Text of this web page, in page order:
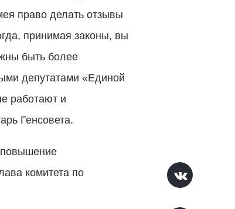
право делать отзывы
принимая законы, вы
быть более
депутатами «Единой
работают и
Генсовета.
повышение
комитета по